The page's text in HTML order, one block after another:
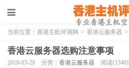
当前位置： 香港主机评测网 > 香港云服务器 >
香港云服务器选购注意事项
2018-03-29 分类： 香港云服务器 阅读(1348)